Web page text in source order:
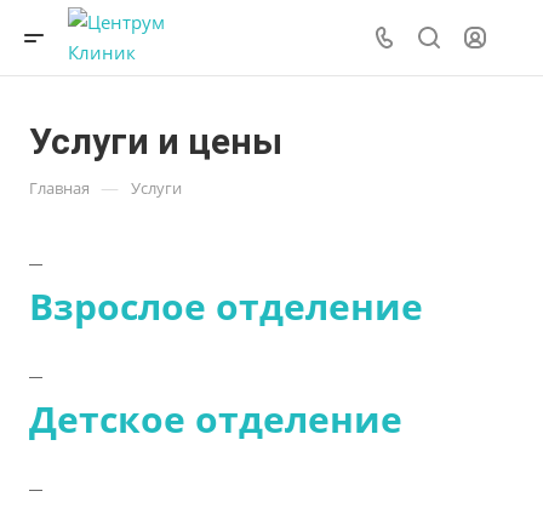
Услуги и цены
Главная — Услуги
Взрослое отделение
Детское отделение